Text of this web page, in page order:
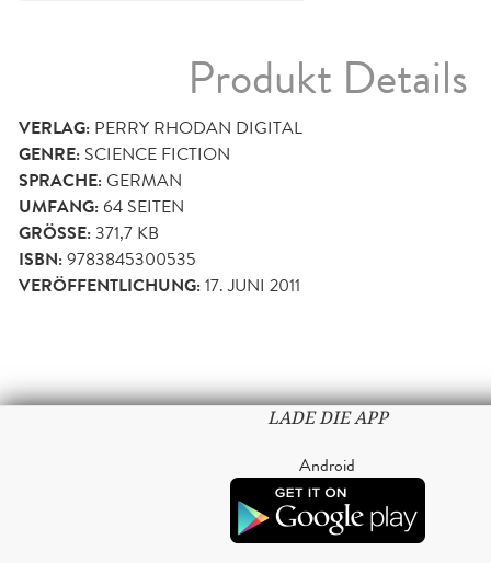
Produkt Details
VERLAG: PERRY RHODAN DIGITAL
GENRE: SCIENCE FICTION
SPRACHE:GERMAN
UMFANG:64 SEITEN
GRÖSSE: 371,7 KB
ISBN:9783845300535
VERÖFFENTLICHUNG:17. JUNI 2011
LADE DIE APP
Android